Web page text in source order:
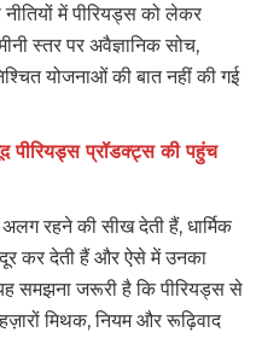
में पीरियड्स को लेकर
स्तर पर अवैज्ञानिक सोच,
योजनाओं की बात नहीं की गई
पीरियड्स प्रॉडक्ट्स की पहुंच
रहने की सीख देती हैं, धार्मिक
कर देती हैं और ऐसे में उनका
यह समझना जरूरी है कि पीरियड्स से
मिथक, नियम और रूढ़िवाद